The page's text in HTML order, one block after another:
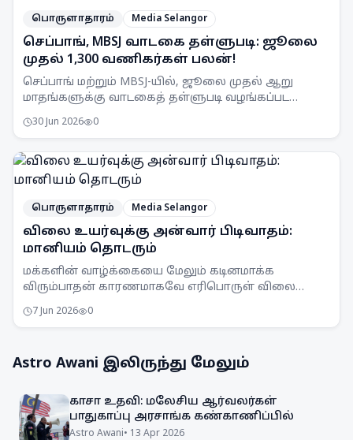
பொருளாதாரம் Media Selangor
செப்பாங், MBSJ வாடகை தள்ளுபடி: ஜூலை
முதல் 1,300 வணிகர்கள் பலன்!
செப்பாங் மற்றும் MBSJ-யில், ஜூலை முதல் ஆறு
மாதங்களுக்கு வாடகைத் தள்ளுபடி வழங்கப்பட
ஆதரவளிக்கும்.
30 Jun 2026 0
பொருளாதாரம் Media Selangor
விலை உயர்வுக்கு அன்வார் பிடிவாதம்:
மானியம் தொடரும்
மக்களின் வாழ்க்கையை மேலும் கடினமாக்க
விரும்பாதன் காரணமாகவே எரிபொருள் விலை
இப்ராஹிம் திட்டவட்டமாகத் தெரிவித்துள்ளார்.
7 Jun 2026 0
Astro Awani இலிருந்து மேலும்
காசா உதவி: மலேசிய ஆர்வலர்கள்
பாதுகாப்பு அரசாங்க கண்காணிப்பில்
Astro Awani• 13 Apr 2026